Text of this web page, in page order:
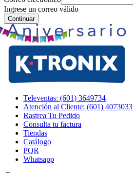
Ingrese un correo válido
Continuar
Televentas: (601) 3649734
Atención al Cliente: (601) 4073033
Rastrea Tu Pedido
Consulta tu factura
Tiendas
Catálogo
PQR
Whatsapp